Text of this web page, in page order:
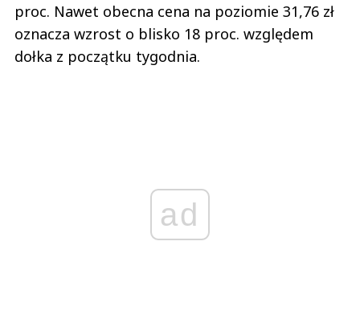
proc. Nawet obecna cena na poziomie 31,76 zł
oznacza wzrost o blisko 18 proc. względem
dołka z początku tygodnia.
ad